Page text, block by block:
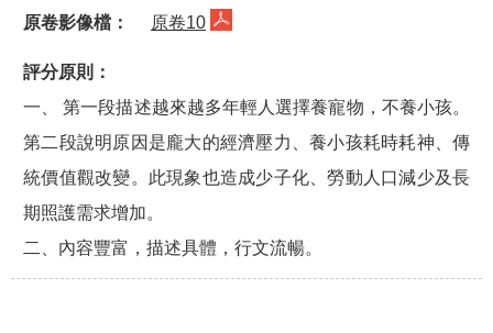
原卷10
一、 第一段描述越來越多年輕人選擇養寵物，不養小孩。
第二段說明原因是龐大的經濟壓力、養小孩耗時耗神、傳
統價值觀改變。此現象也造成少子化、勞動人口減少及長
期照護需求增加。
二、內容豐富，描述具體，行文流暢。